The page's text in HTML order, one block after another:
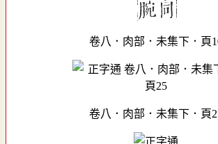
卷八．肉部．未集下．頁
卷八．肉部．未集下．頁